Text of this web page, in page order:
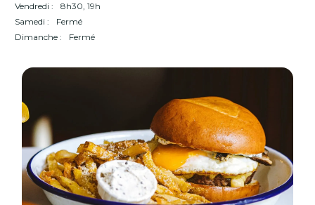
Vendredi :
8h30, 19h
Samedi :
Fermé
Dimanche :
Fermé